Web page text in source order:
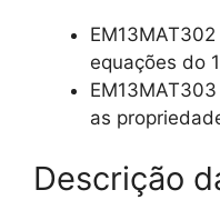
equações do
as
Descrição